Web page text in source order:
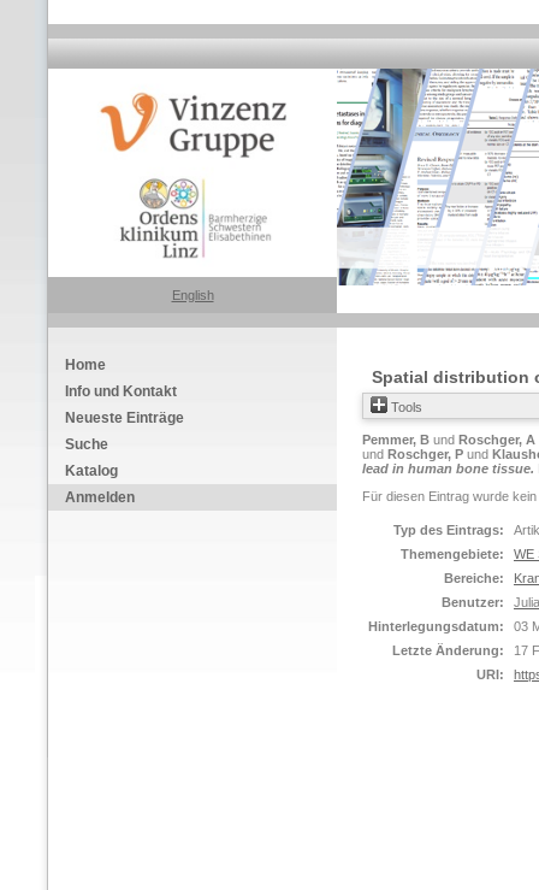
English
Home
Info und Kontakt
Neueste Einträge
Suche
Katalog
Anmelden
Spatial distribution
Tools
Pemmer, B und Roschger, A
und Roschger, P und
lead in human bone tissue.
Für diesen Eintrag wurde
Typ des Eintrags:
Themengebiete:
WE
Bereiche:
Benutzer:
Hinterlegungsdatum:
03
Letzte Änderung:
17
URI: